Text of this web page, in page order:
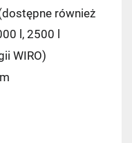
również
l, 2500 l
WIRO)